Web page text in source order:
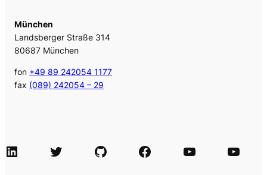
München
Landsberger Straße 314
80687 München
fon +49 89 242054 1177
fax (089) 242054 – 29
LinkedIn Twitter GitHub Facebook Agile Videos Tech-Videos